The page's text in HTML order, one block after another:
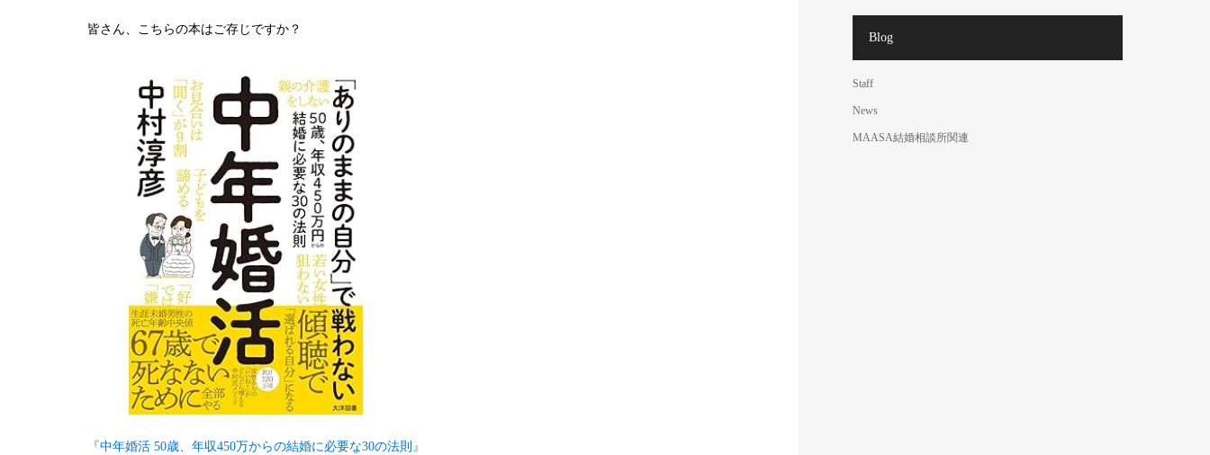
皆さん、こちらの本はご存じですか？
『中年婚活 50歳、年収450万からの結婚に必要な30の法則』
Blog
Staff
News
MAASA結婚相談所関連